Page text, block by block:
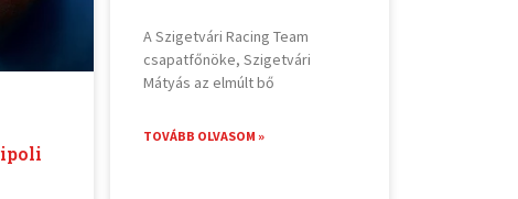
A Szigetvári Racing Team
csapatfőnöke, Szigetvári
Mátyás az elmúlt bő
TOVÁBB OLVASOM »